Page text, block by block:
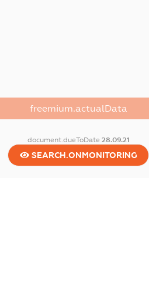
freemium.actualData
document.dueToDate 28.09.21
SEARCH.ONMONITORING